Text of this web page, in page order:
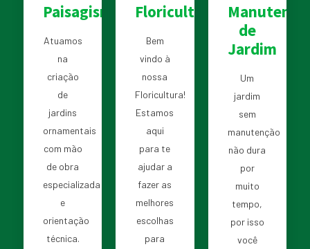
Paisagismo
Atuamos
na
criação
de
jardins
ornamentais
com mão
de obra
especializada
e
orientação
técnica.
Floricultura
Bem
vindo à
nossa
Floricultura!
Estamos
aqui
para te
ajudar a
fazer as
melhores
escolhas
para
de
Jardim
Um
jardim
sem
manutenção
não dura
por
muito
tempo,
por isso
você